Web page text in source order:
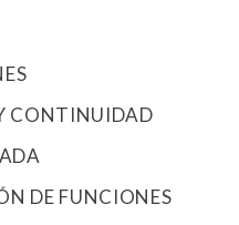
CONTINUIDAD
DE FUNCIONES